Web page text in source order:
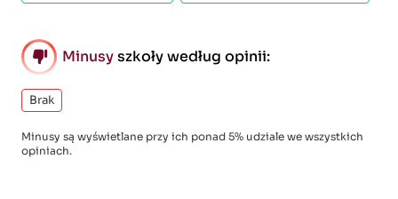
Minusyszkoły według opinii:
Brak
Minusy są wyświetlane przy ich ponad 5% udziale we wszystkich
opiniach.